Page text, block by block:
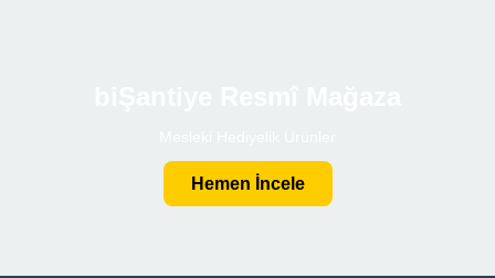
Hemen İncele